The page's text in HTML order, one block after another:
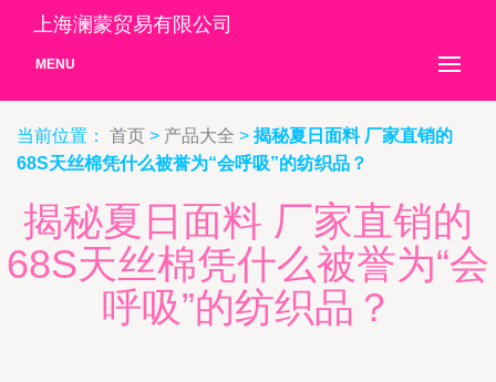
上海澜蒙贸易有限公司
MENU
当前位置： 首页 > 产品大全 > 揭秘夏日面料 厂家直销的
68S天丝棉凭什么被誉为“会呼吸”的纺织品？
揭秘夏日面料 厂家直销的
68S天丝棉凭什么被誉为“会
呼吸”的纺织品？